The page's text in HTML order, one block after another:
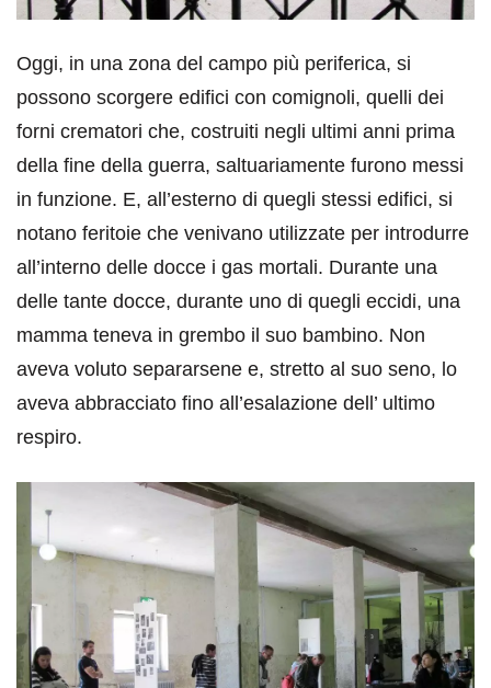
Oggi, in una zona del campo più periferica, si
possono scorgere edifici con comignoli, quelli dei
forni crematori che, costruiti negli ultimi anni prima
della fine della guerra, saltuariamente furono messi
in funzione. E, all’esterno di quegli stessi edifici, si
notano feritoie che venivano utilizzate per introdurre
all’interno delle docce i gas mortali. Durante una
delle tante docce, durante uno di quegli eccidi, una
mamma teneva in grembo il suo bambino. Non
aveva voluto separarsene e, stretto al suo seno, lo
aveva abbracciato fino all’esalazione dell’ ultimo
respiro.